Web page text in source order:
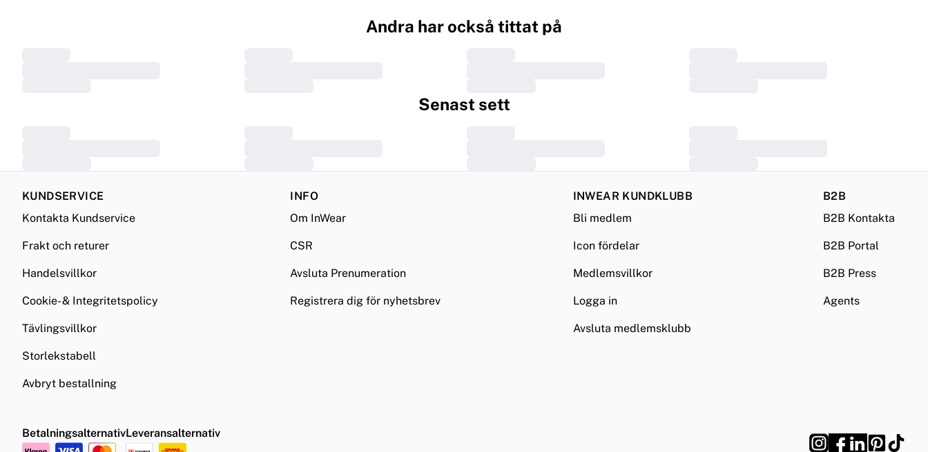
Andra har också tittat på
Senast sett
KUNDSERVICE
Kontakta Kundservice
Frakt och returer
Handelsvillkor
Cookie- & Integritetspolicy
Tävlingsvillkor
Storlekstabell
Avbryt bestallning
INFO
Om InWear
CSR
Avsluta Prenumeration
Registrera dig för nyhetsbrev
INWEAR KUNDKLUBB
Bli medlem
Icon fördelar
Medlemsvillkor
Logga in
Avsluta medlemsklubb
B2B
B2B Kontakta
B2B Portal
B2B Press
Agents
BetalningsalternativLeveransalternativ